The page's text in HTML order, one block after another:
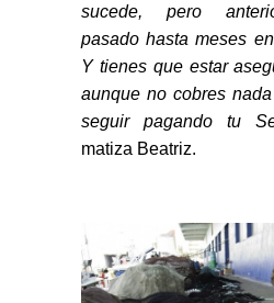
sucede, pero
pasado hasta meses
Y tienes que estar
aunque no cobres
seguir pagando tu
matiza Beatriz.